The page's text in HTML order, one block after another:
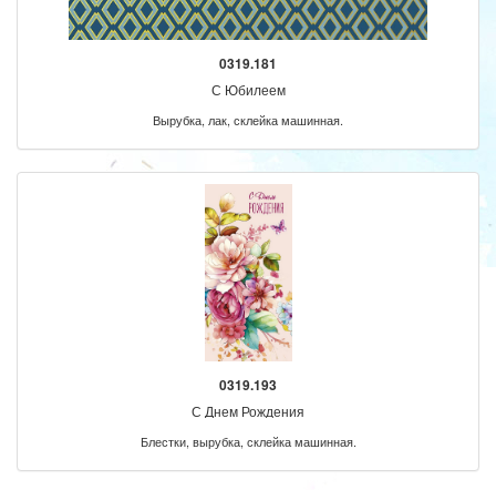
0319.181
С Юбилеем
Вырубка, лак, склейка машинная.
0319.193
С Днем Рождения
Блестки, вырубка, склейка машинная.